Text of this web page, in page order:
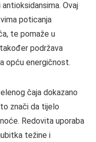
Ovaj
poticanja
te pomaže u
podržava
opću energičnost.
čaja dokazano
znači da tijelo
Redovita uporaba
težine i